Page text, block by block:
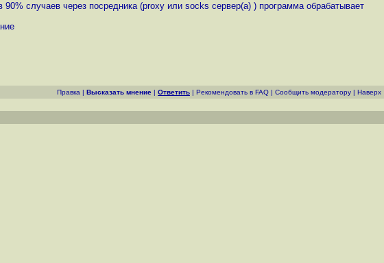
случаев через посредника (proxy или socks сервер(а) ) программа обрабатывает
Правка | Высказать мнение | Ответить | Рекомендовать в FAQ | Cообщить модератору | Наверх